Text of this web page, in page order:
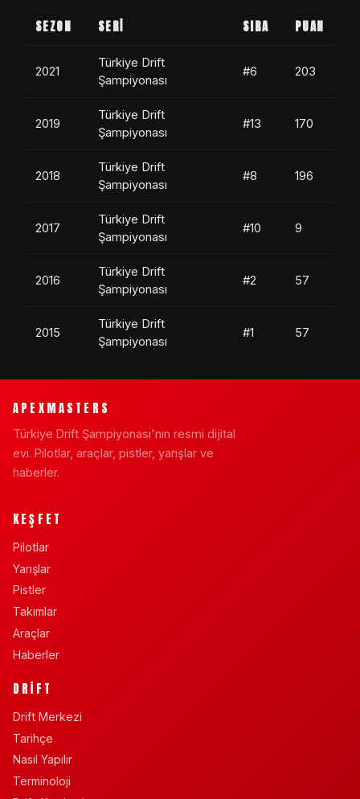
SEZON SERİ SIRA PUAN
2021
Türkiye Drift
Şampiyonası
#6 203
2019
Türkiye Drift
Şampiyonası
#13 170
2018
Türkiye Drift
Şampiyonası
#8 196
2017
Türkiye Drift
Şampiyonası
#10 9
2016
Türkiye Drift
Şampiyonası
#2 57
2015
Türkiye Drift
Şampiyonası
#1 57
APEXMASTERS
Türkiye Drift Şampiyonası'nın resmi dijital
evi. Pilotlar, araçlar, pistler, yarışlar ve
haberler.
KEŞFET
Pilotlar
Yarışlar
Pistler
Takımlar
Araçlar
Haberler
DRIFT
Drift Merkezi
Tarihçe
Nasıl Yapılır
Terminoloji